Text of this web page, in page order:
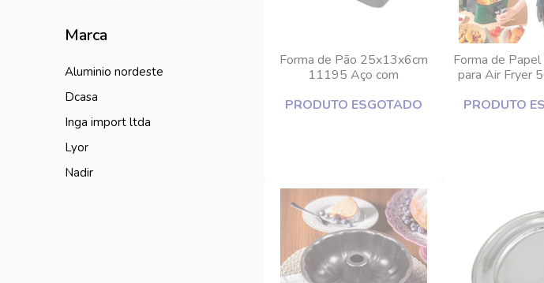
Marca
aluminio nordeste
dcasa
inga import ltda
lyor
nadir
Forma de Pão 25x13x6cm
11195 Aço com
Inga
PRODUTO ESGOTADO
Forma de
para Air Fryer
PRODUTO